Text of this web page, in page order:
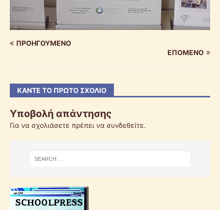
ΠΡΟΗΓΟΎΜΕΝΟ
ΕΠΌΜΕΝΟ
ΚΆΝΤΕ ΤΟ ΠΡΏΤΟ ΣΧΌΛΙΟ
Υποβολή απάντησης
Για να σχολιάσετε πρέπει να συνδεθείτε.